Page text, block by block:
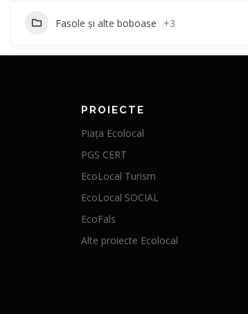
Fasole și alte boboase +3
PROIECTE
Piața Ecolocal
PGS CERT
EcoLocal Turism
EcoLocal SOCIAL
EcoFals
Alte proiecte Ecolocal